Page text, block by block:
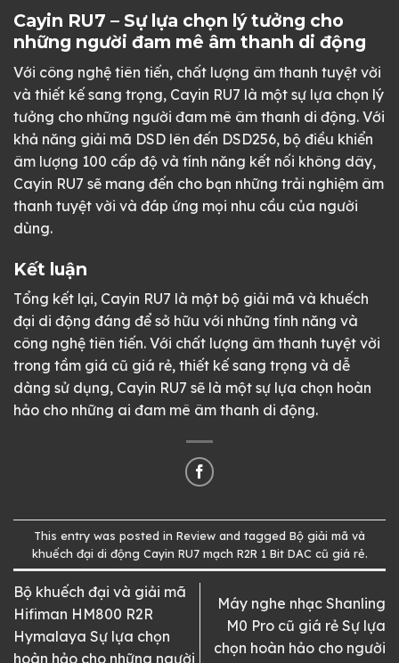
Cayin RU7 – Sự lựa chọn lý tưởng cho
những người đam mê âm thanh di động
Với công nghệ tiên tiến, chất lượng âm thanh tuyệt vời
và thiết kế sang trọng, Cayin RU7 là một sự lựa chọn lý
tưởng cho những người đam mê âm thanh di động. Với
khả năng giải mã DSD lên đến DSD256, bộ điều khiển
âm lượng 100 cấp độ và tính năng kết nối không dây,
Cayin RU7 sẽ mang đến cho bạn những trải nghiệm âm
thanh tuyệt vời và đáp ứng mọi nhu cầu của người
dùng.
Kết luận
Tổng kết lại, Cayin RU7 là một bộ giải mã và khuếch
đại di động đáng để sở hữu với những tính năng và
công nghệ tiên tiến. Với chất lượng âm thanh tuyệt vời
trong tầm giá cũ giá rẻ, thiết kế sang trọng và dễ
dàng sử dụng, Cayin RU7 sẽ là một sự lựa chọn hoàn
hảo cho những ai đam mê âm thanh di động.
This entry was posted in Review and tagged Bộ giải mã và
khuếch đại di động Cayin RU7 mạch R2R 1 Bit DAC cũ giá rẻ.
Bộ khuếch đại và giải mã
Hifiman HM800 R2R
Hymalaya Sự lựa chọn
hoàn hảo cho những người
Máy nghe nhạc Shanling
M0 Pro cũ giá rẻ Sự lựa
chọn hoàn hảo cho người